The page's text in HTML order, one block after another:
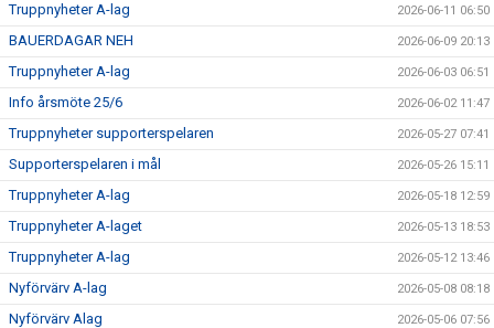
MEDLEMSSKAP
ENKRONASMATCH 2026
Truppnyheter A-lag 2026-06-11 06:50
BAUERDAGAR NEH 2026-06-09 20:13
Truppnyheter A-lag 2026-06-03 06:51
Info årsmöte 25/6 2026-06-02 11:47
Truppnyheter supporterspelaren 2026-05-27 07:41
Supporterspelaren i mål 2026-05-26 15:11
Truppnyheter A-lag 2026-05-18 12:59
Truppnyheter A-laget 2026-05-13 18:53
Truppnyheter A-lag 2026-05-12 13:46
Nyförvärv A-lag 2026-05-08 08:18
Nyförvärv Alag 2026-05-06 07:56